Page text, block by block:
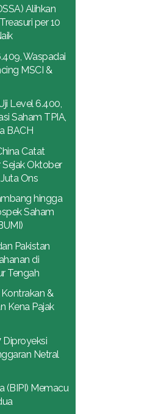
Alihkan
per 10
Waspadai
MSCI &
Level 6.400,
Saham TPIA,
BACH
Catat
Sejak Oktober
Ons
hingga
Saham
Pakistan
di
Tengah
&
Kena Pajak
Diproyeksi
Netral
(BIPI) Memacu